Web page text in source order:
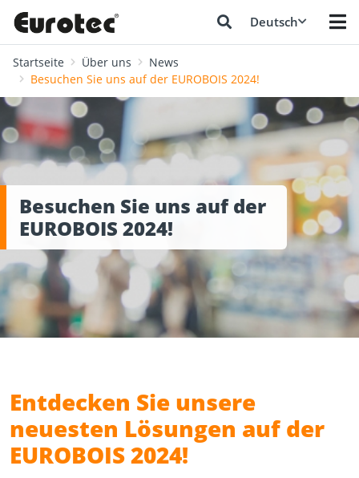
Deutsch
Startseite Über uns
News
Besuchen Sie uns auf der EUROBOIS 2024!
Besuchen Sie uns auf der
EUROBOIS 2024!
Entdecken Sie unsere
neuesten Lösungen auf der
EUROBOIS 2024!